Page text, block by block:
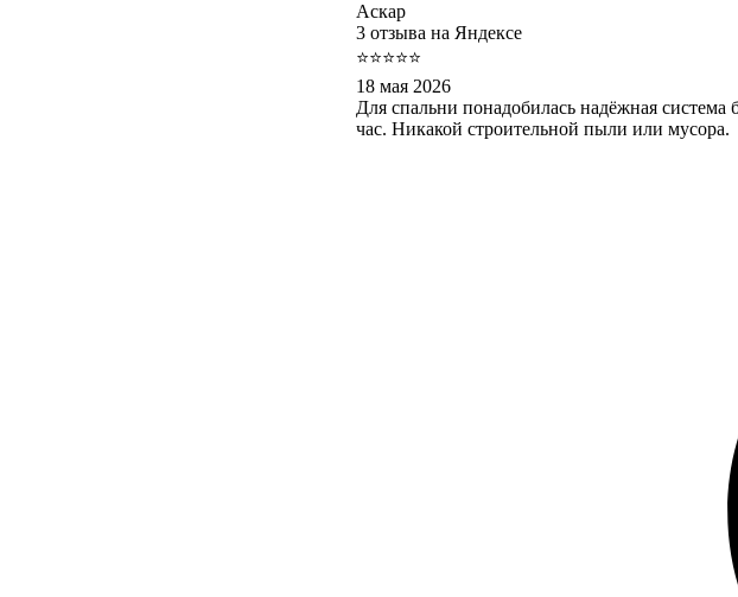
Аскар
3 отзыва на Яндексе
⭐⭐⭐⭐⭐
18 мая 2026
Для спальни понадобилась надёжная
час. Никакой строительной пыли или мусора.